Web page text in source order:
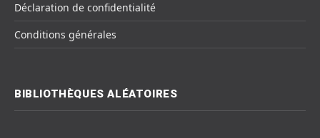
Déclaration de confidentialité
Conditions générales
BIBLIOTHÈQUES ALÉATOIRES